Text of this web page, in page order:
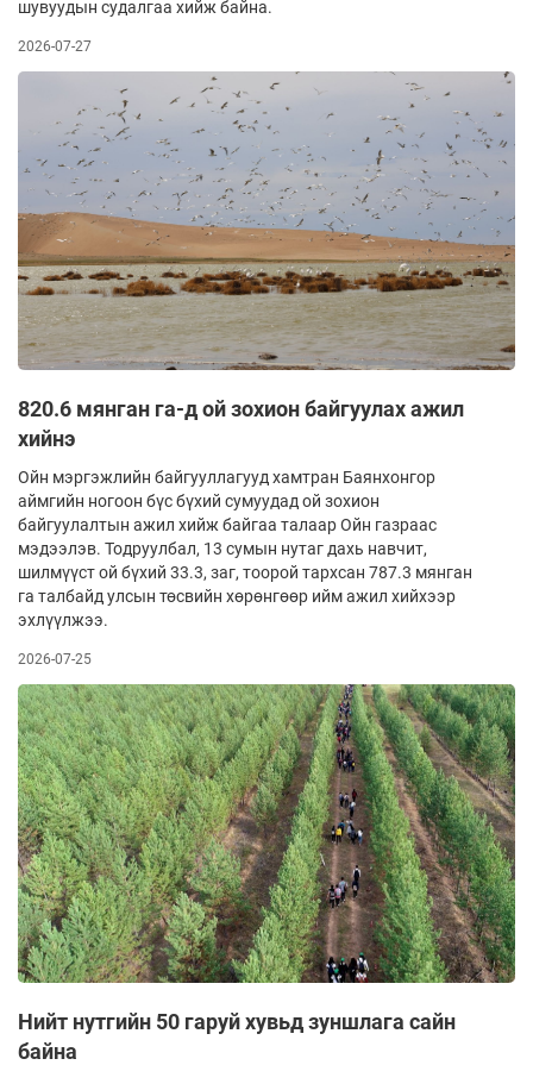
шувуудын судалгаа хийж байна.
2026-07-27
820.6 мянган га-д ой зохион байгуулах ажил
хийнэ
Ойн мэргэжлийн байгууллагууд хамтран Баянхонгор
аймгийн ногоон бүс бүхий сумуудад ой зохион
байгуулалтын ажил хийж байгаа талаар Ойн газраас
мэдээлэв. Тодруулбал, 13 сумын нутаг дахь навчит,
шилмүүст ой бүхий 33.3, заг, тоорой тархсан 787.3 мянган
га талбайд улсын төсвийн хөрөнгөөр ийм ажил хийхээр
эхлүүлжээ.
2026-07-25
Нийт нутгийн 50 гаруй хувьд зуншлага сайн
байна